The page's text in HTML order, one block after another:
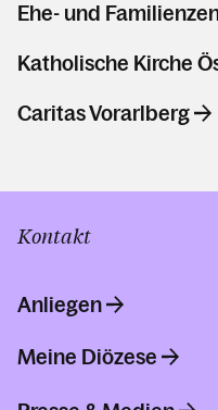
Ehe- und
Katholische Kirche
Caritas Vorarlberg
Kontakt
Anliegen
Meine Diözese